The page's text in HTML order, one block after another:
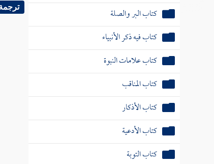
كتاب البر والصلة
كتاب فيه ذكر الأنبياء
كتاب علامات النبوة
كتاب المناقب
كتاب الأذكار
كتاب الأدعية
كتاب التوبة